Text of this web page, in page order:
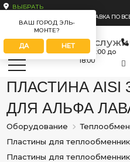
ВЫБРАТЬ
ВАШ ГОРОД ЭЛЬ-
МОНТЕ?
ДА НЕТ
ДОСТАВКА ПО
ПН-ПТс 09:00 до
18:00
ПЛАСТИНА AISI
ДЛЯ АЛЬФА
Оборудование
Пластины для
Пластины для